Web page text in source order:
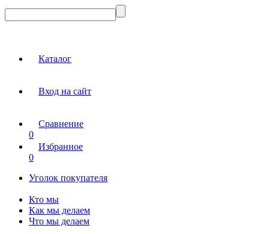
Каталог
Вход на сайт
Сравнение
0
Избранное
0
Уголок покупателя
Кто мы
Как мы делаем
Что мы делаем